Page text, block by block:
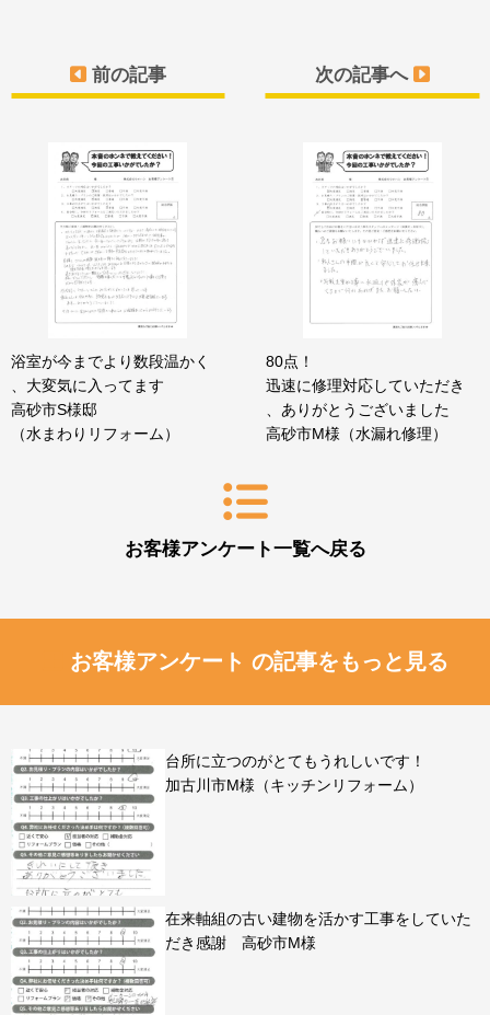
前の記事
浴室が今までより数段温かく
、大変気に入ってます
高砂市S様邸
（水まわりリフォーム）
お客様アンケート一覧へ戻る
次の記事へ
80点！
迅速に修理対応していただき
、ありがとうございました
高砂市M様（水漏れ修理）
お客様アンケート の記事をもっと見る
台所に立つのがとてもうれしいです！
加古川市M様（キッチンリフォーム）
在来軸組の古い建物を活かす工事をしていた
だき感謝 高砂市M様